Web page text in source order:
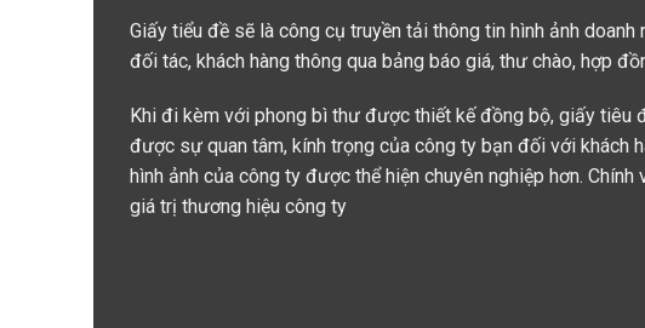
Giấy tiểu đề sẽ là công cụ truyền tải thông tin hình ảnh doanh
đối tác, khách hàng thông qua bảng báo giá, thư chào, hợp
Khi đi kèm với phong bì thư được thiết kế đồng bộ, giấy tiêu
được sự quan tâm, kính trọng của công ty bạn đối với khách
hình ảnh của công ty được thể hiện chuyên nghiệp hơn. Chính
giá trị thương hiệu công ty